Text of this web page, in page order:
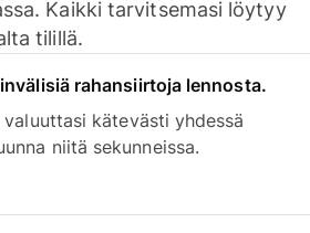
Kaikki tarvitsemasi löytyy
tilillä.
rahansiirtoja lennosta.
kätevästi yhdessä
niitä sekunneissa.